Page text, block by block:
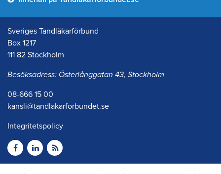
Sveriges Tandläkarförbund
Box 1217
111 82 Stockholm
Besöksadress: Österlånggatan 43, Stockholm
08-666 15 00
kansli@tandlakarforbundet.se
Integritetspolicy